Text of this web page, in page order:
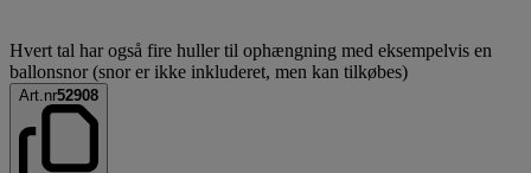
Hvert tal har også fire huller til ophængning med eksempelvis en
ballonsnor (snor er ikke inkluderet, men kan tilkøbes)
Art.nr52908